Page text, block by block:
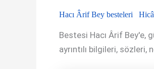
Hacı Ârif Bey besteleri
Bestesi Hacı Ârif Bey'e,
ayrıntılı bilgileri, sözleri,